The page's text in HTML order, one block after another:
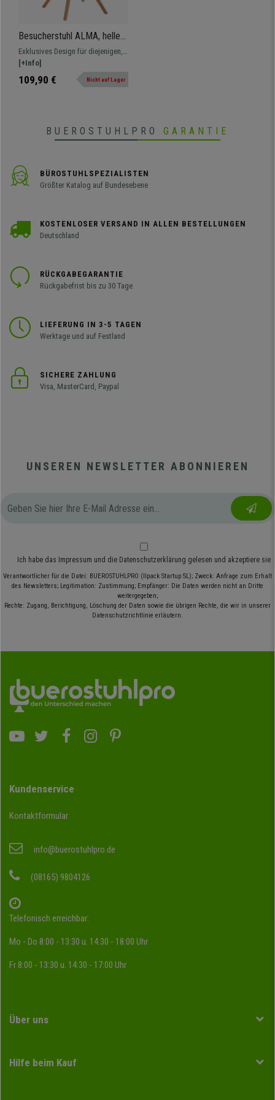
Besucherstuhl ALMA, helle
massive Holzstuhlbeine,
Sitzbezug aus Kunstleder,
Farbe Schwarz
Exklusives Design für diejenigen,
für die Komfort an erster Stelle
steht, ohne auf Design zu
verzichten. Erstklassige
[+Info]
109,90 € Nicht auf Lager
BUEROSTUHLPRO GARANTIE
BÜROSTUHLSPEZIALISTEN
Größter Katalog auf Bundesebene
KOSTENLOSER VERSAND IN ALLEN BESTELLUNGEN
Deutschland
RÜCKGABEGARANTIE
Rückgabefrist bis zu 30 Tage
LIEFERUNG IN 3-5 TAGEN
Werktage und auf Festland
SICHERE ZAHLUNG
Visa, MasterCard, Paypal
UNSEREN NEWSLETTER ABONNIEREN
Ich habe das Impressum und die Datenschutzerklärung gelesen und akzeptiere sie
Verantwortlicher für die Datei: BUEROSTUHLPRO (Ilpack Startup SL); Zweck: Anfrage zum Erhalt
des Newsletters; Legitimation: Zustimmung; Empfänger: Die Daten werden nicht an Dritte
weitergegeben;
Rechte: Zugang, Berichtigung, Löschung der Daten sowie die übrigen Rechte, die wir in unserer
Datenschutzrichtlinie erläutern.
Kundenservice
Kontaktformular
info@buerostuhlpro.de
(08165) 9804126
Telefonisch erreichbar:
Mo - Do 8:00 - 13:30 u. 14:30 - 18:00 Uhr
Fr 8:00 - 13:30 u. 14:30 - 17:00 Uhr
Über uns
Hilfe beim Kauf